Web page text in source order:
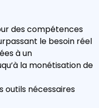
des compétences
le besoin réel
à un
la monétisation de
outils nécessaires